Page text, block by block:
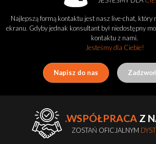
Najlepszą formą kontaktu jest nasz live-chat, który
ekranu. Gdyby jednak konsultant był niedostępny
kontaktu z nami.
Jesteśmy dla Ciebie!
Napisz do nas
.WSPÓŁPRACA Z
ZOSTAŃ OFICJALNYM